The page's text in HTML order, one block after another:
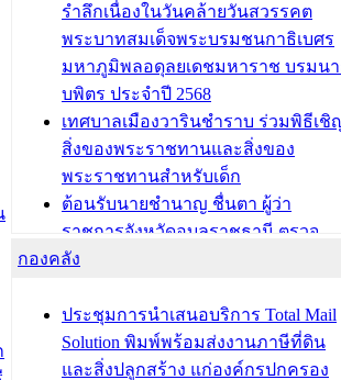
รำลึกเนื่องในวันคล้ายวันสวรรคต
พระบาทสมเด็จพระบรมชนกาธิเบศร
มหาภูมิพลอดุลยเดชมหาราช บรมน
บพิตร ประจำปี 2568
เทศบาลเมืองวารินชำราบ ร่วมพิธีเชิ
สิ่งของพระราชทานและสิ่งของ
พระราชทานสำหรับเด็ก
ต้อนรับนายชำนาญ ชื่นตา ผู้ว่า
ราชการจังหวัดอุบลราชธานี ตรวจ
ความเรียบร้อยของสถานที่ในการเตรี
องคมนตรี
สำนักทะเบียนท้องถิ่นเทศบาลเมือง
วารินชำราบ ดำเนินการมอบทะเบียน
กองคลัง
ประชุมการนำเสนอบริการ Total Mail
Solution พิมพ์พร้อมส่งงานภาษีที่ดิน
และสิ่งปลูกสร้าง แก่องค์กรปกครอง